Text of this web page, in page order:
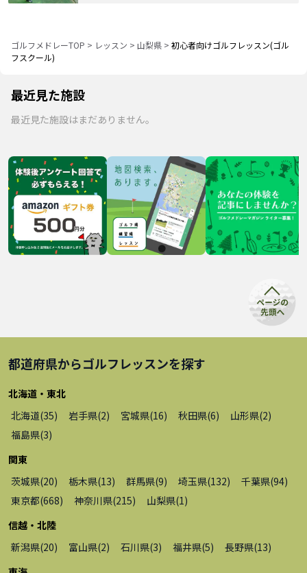
ゴルフメドレーTOP > レッスン > 山梨県 > 初心者向けゴルフレッスン(ゴル
フスクール)
最近見た施設
最近見た施設はまだありません。
都道府県からゴルフレッスンを探す
北海道・東北
北海道(35) 岩手県(2) 宮城県(16) 秋田県(6) 山形県(2)
福島県(3)
関東
茨城県(20) 栃木県(13) 群馬県(9) 埼玉県(132) 千葉県(94)
東京都(668) 神奈川県(215) 山梨県(1 )
信越・北陸
新潟県(20) 富山県(2) 石川県(3) 福井県(5) 長野県(13)